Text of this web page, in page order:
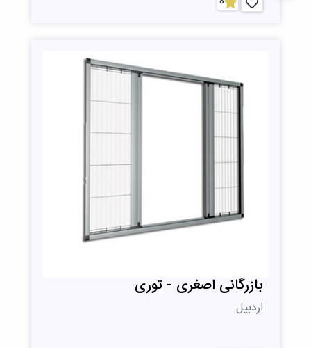
بازرگانی اصغری - توری
اردبیل